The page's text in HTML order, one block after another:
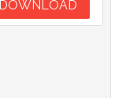
DOWNLOAD